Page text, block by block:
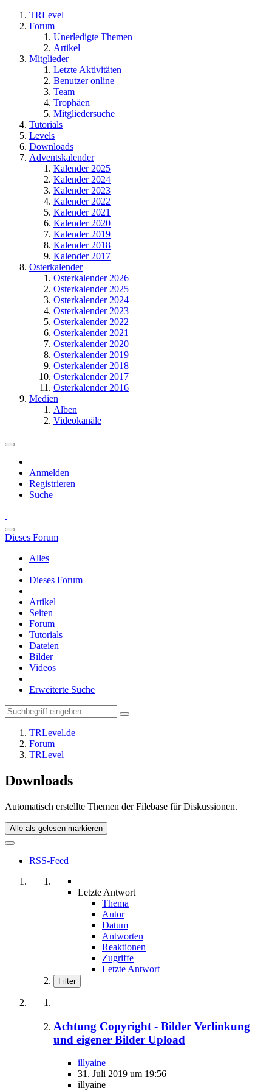
TRLevel
Forum
Unerledigte Themen
Artikel
Mitglieder
Letzte Aktivitäten
Benutzer online
Team
Trophäen
Mitgliedersuche
Tutorials
Levels
Downloads
Adventskalender
Kalender 2025
Kalender 2024
Kalender 2023
Kalender 2022
Kalender 2021
Kalender 2020
Kalender 2019
Kalender 2018
Kalender 2017
Osterkalender
Osterkalender 2026
Osterkalender 2025
Osterkalender 2024
Osterkalender 2023
Osterkalender 2022
Osterkalender 2021
Osterkalender 2020
Osterkalender 2019
Osterkalender 2018
Osterkalender 2017
Osterkalender 2016
Medien
Alben
Videokanäle
Anmelden
Registrieren
Suche
Dieses Forum
Alles
Dieses Forum
Artikel
Seiten
Forum
Tutorials
Dateien
Bilder
Videos
Erweiterte Suche
TRLevel.de
Forum
TRLevel
Downloads
Automatisch erstellte Themen der Filebase für Diskussionen.
Alle als gelesen markieren
RSS-Feed
Letzte Antwort
Thema
Autor
Datum
Antworten
Reaktionen
Zugriffe
Letzte Antwort
Filter
Achtung Copyright - Bilder Verlinkung
und eigener Bilder Upload
illyaine
31. Juli 2019 um 19:56
illyaine